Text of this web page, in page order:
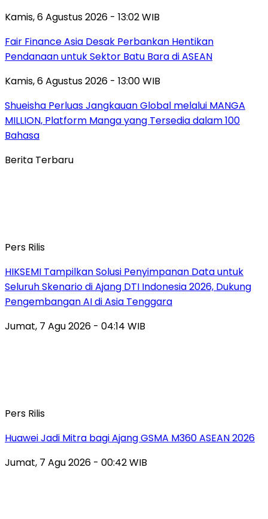
Kamis, 6 Agustus 2026 - 13:02 WIB
Fair Finance Asia Desak Perbankan Hentikan
Pendanaan untuk Sektor Batu Bara di ASEAN
Kamis, 6 Agustus 2026 - 13:00 WIB
Shueisha Perluas Jangkauan Global melalui MANGA
MILLION, Platform Manga yang Tersedia dalam 100
Bahasa
Berita Terbaru
Pers Rilis
HIKSEMI Tampilkan Solusi Penyimpanan Data untuk
Seluruh Skenario di Ajang DTI Indonesia 2026, Dukung
Pengembangan AI di Asia Tenggara
Jumat, 7 Agu 2026 - 04:14 WIB
Pers Rilis
Huawei Jadi Mitra bagi Ajang GSMA M360 ASEAN 2026
Jumat, 7 Agu 2026 - 00:42 WIB